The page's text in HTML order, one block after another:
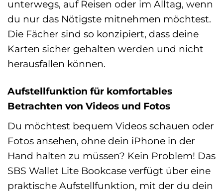
unterwegs, auf Reisen oder im Alltag, wenn
du nur das Nötigste mitnehmen möchtest.
Die Fächer sind so konzipiert, dass deine
Karten sicher gehalten werden und nicht
herausfallen können.
Aufstellfunktion für komfortables
Betrachten von Videos und Fotos
Du möchtest bequem Videos schauen oder
Fotos ansehen, ohne dein iPhone in der
Hand halten zu müssen? Kein Problem! Das
SBS Wallet Lite Bookcase verfügt über eine
praktische Aufstellfunktion, mit der du dein